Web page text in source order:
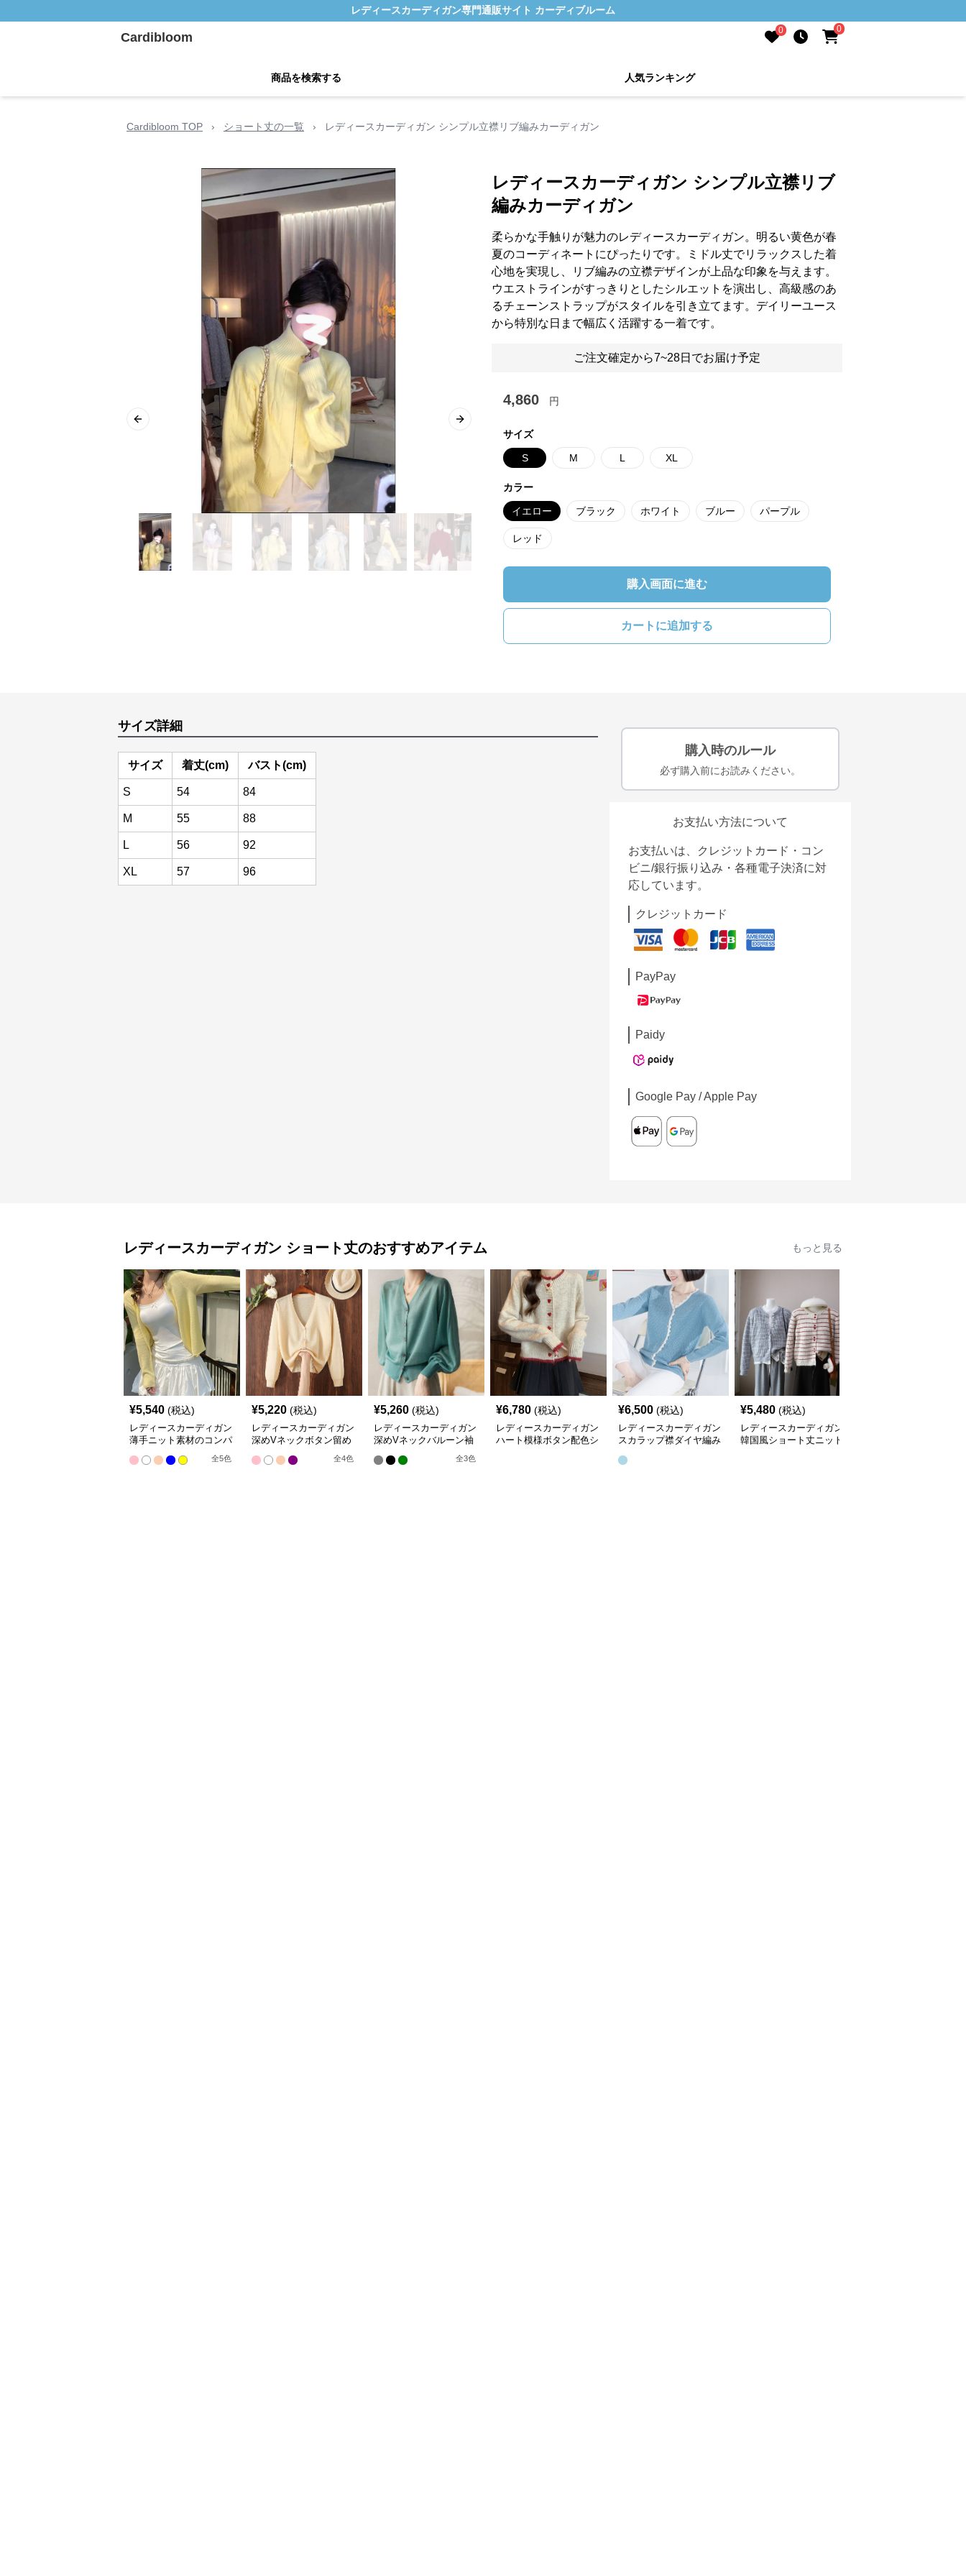
レディースカーディガン専門通販サイト カーディブルーム
Cardibloom 0 0
商品を検索する 人気ランキング
Cardibloom TOP › ショート丈の一覧 › レディースカーディガン シンプル立襟リブ編みカーディガン
Previous slide Next slide
レディースカーディガン シンプル立襟リブ
編みカーディガン
柔らかな手触りが魅力のレディースカーディガン。明るい黄色が春
夏のコーディネートにぴったりです。ミドル丈でリラックスした着
心地を実現し、リブ編みの立襟デザインが上品な印象を与えます。
ウエストラインがすっきりとしたシルエットを演出し、高級感のあ
るチェーンストラップがスタイルを引き立てます。デイリーユース
から特別な日まで幅広く活躍する一着です。
ご注文確定から7~28日でお届け予定
4,860 円
サイズ
S M L XL
カラー
イエロー ブラック ホワイト ブルー パープル
レッド
購入画面に進む
カートに追加する
サイズ詳細
サイズ 着丈(cm) バスト(cm)
S 54 84
M 55 88
L 56 92
XL 57 96
購入時のルール
必ず購入前にお読みください。
お支払い方法について
お支払いは、クレジットカード・コン
ビニ/銀行振り込み・各種電子決済に対
応しています。
クレジットカード
PayPay
Paidy
Google Pay / Apple Pay
レディースカーディガン ショート丈のおすすめアイテム もっと見る
¥5,540 (税込)
レディースカーディガン
薄手ニット素材のコンパ
全5色
¥5,220 (税込)
レディースカーディガン
深めVネックボタン留め
ショート丈ニットカーデ
ィガン
全4色
¥5,260 (税込)
レディースカーディガン
深めVネックバルーン袖
全3色
¥6,780 (税込)
レディースカーディガン
ハート模様ボタン配色シ
¥6,500 (税込)
レディースカーディガン
スカラップ襟ダイヤ編み
¥5,480 (税込)
レディースカーディガン
韓国風ショート丈ニット